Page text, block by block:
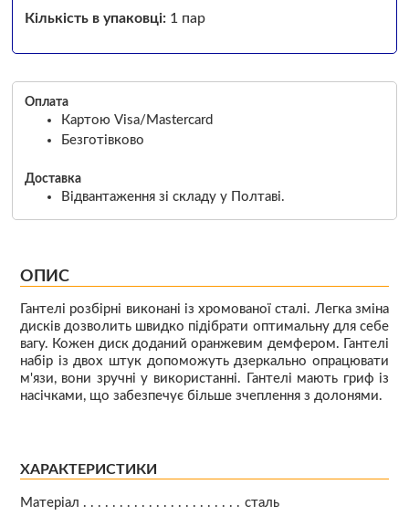
Кількість в упаковці:1 пар
Оплата
Картою Visa/Mastercard
Безготівково
Доставка
Відвантаження зі складу у Полтаві.
ОПИС
Гантелі розбірні виконані із хромованої сталі. Легка зміна
дисків дозволить швидко підібрати оптимальну для себе
вагу. Кожен диск доданий оранжевим демфером. Гантелі
набір із двох штук допоможуть дзеркально опрацювати
м'язи, вони зручні у використанні. Гантелі мають гриф із
насічками, що забезпечує більше зчеплення з долонями.
ХАРАКТЕРИСТИКИ
Матеріал
сталь